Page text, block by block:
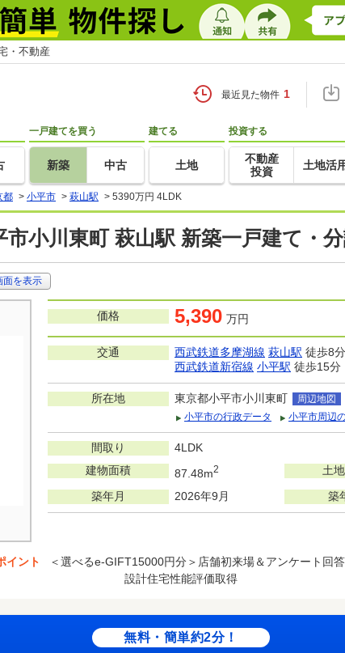
・不動産
最近見た物件 1
一戸建てを買う
新築 中古
建てる
土地
投資する
不動産
投資
土地活
都 > 小平市 > 萩山駅 > 5390万円 4LDK
市小川東町 萩山駅 新築一戸建て・
を表示
価格 5,390 万円
交通 西武鉄道多摩湖線 萩山駅 徒歩8分
西武鉄道新宿線 小平駅 徒歩15分
所在地 東京都小平市小川東町
周辺地図
小平市の行政データ
小平市周辺
間取り
4LDK
建物面積
87.48m2 土
築年月
2026年9月 築
イント
＜選べるe-GIFT15000円分＞店舗初来場＆アンケート回
設計住宅性能評価取得
無料・簡単約2分！